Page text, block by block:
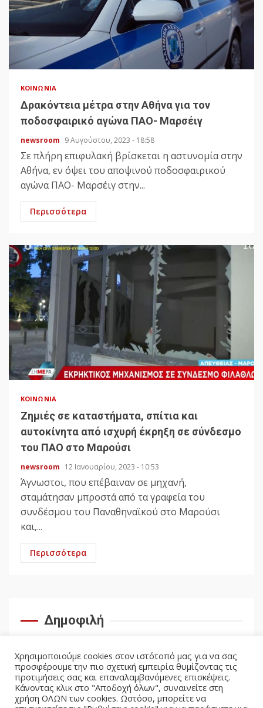
ΚΟΙΝΩΝΊΑ
Δρακόντεια μέτρα στην Αθήνα για τον
ποδοσφαιρικό αγώνα ΠΑΟ- Μαρσέιγ
newsroom 9 Αυγούστου, 2023 - 18:58
Σε πλήρη επιφυλακή βρίσκεται η αστυνομία στην
Αθήνα, εν όψει του αποψινού ποδοσφαιρικού
αγώνα ΠΑΟ- Μαρσέιγ στην...
Περισσότερα
ΚΟΙΝΩΝΊΑ
Ζημιές σε καταστήματα, σπίτια και
αυτοκίνητα από ισχυρή έκρηξη σε σύνδεσμο
του ΠΑΟ στο Μαρούσι
newsroom 12 Ιανουαρίου, 2023 - 10:53
Άγνωστοι, που επέβαιναν σε μηχανή,
σταμάτησαν μπροστά από τα γραφεία του
συνδέσμου του Παναθηναϊκού στο Μαρούσι
και,...
Περισσότερα
Δημοφιλή
Χρησιμοποιούμε cookies στον ιστότοπό μας για να σας
προσφέρουμε την πιο σχετική εμπειρία θυμίζοντας τις
προτιμήσεις σας και επαναλαμβανόμενες επισκέψεις.
Κάνοντας κλικ στο "Αποδοχή όλων", συναινείτε στη
χρήση ΟΛΩΝ των cookies. Ωστόσο, μπορείτε να